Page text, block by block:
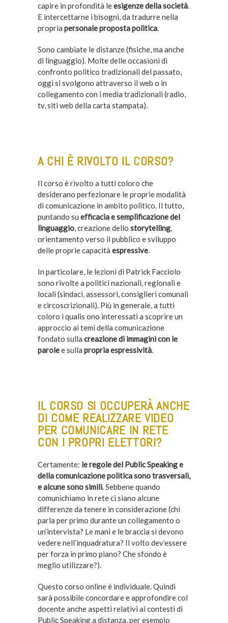
capire in profondità leesigenze della società.
E intercettarne i bisogni, da tradurre nella
propria personale proposta politica.
Sono cambiate le distanze (fisiche, ma anche
di linguaggio). Molte delle occasioni di
confronto politico tradizionali del passato,
oggi si svolgono attraverso il web o in
collegamento con i media tradizionali (radio,
tv, siti web della carta stampata).
A CHI È RIVOLTO IL CORSO?
Il corso è rivolto a tutti coloro che
desiderano perfezionare le proprie modalità
di comunicazione in ambito politico. Il tutto,
puntando su efficacia e semplificazione del
linguaggio, creazione dello storytelling,
orientamento verso il pubblico e sviluppo
delle proprie capacità espressive.
In particolare, le lezioni di Patrick Facciolo
sono rivolte a politici nazionali, regionali e
locali (sindaci, assessori, consiglieri comunali
e circoscrizionali). Più in generale, a tutti
coloro i qualis ono interessati a scoprire un
approccio ai temi della comunicazione
fondato sulla creazione di immagini con le
parolee sulla propria espressività.
IL CORSO SI OCCUPERÀ ANCHE
DI COME REALIZZARE VIDEO
PER COMUNICARE IN RETE
CON I PROPRI ELETTORI?
Certamente: le regole del Public Speaking e
della comunicazione politica sono trasversali,
e alcune sono simili. Sebbene quando
comunichiamo in rete ci siano alcune
differenze da tenere in considerazione (chi
parla per primo durante un collegamento o
un’intervista? Le mani e le braccia si devono
vedere nell’inquadratura? Il volto dev’essere
per forza in primo piano? Che sfondo è
meglio utilizzare?).
Questo corso online è individuale. Quindi
sarà possibile concordare e approfondire col
docente anche aspetti relativi ai contesti di
Public Speaking a distanza, per esempio